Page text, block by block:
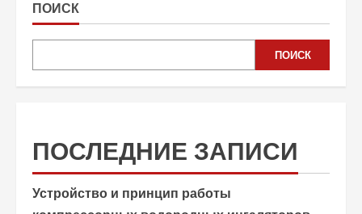
ПОИСК
ПОИСК
ПОСЛЕДНИЕ ЗАПИСИ
Устройство и принцип работы